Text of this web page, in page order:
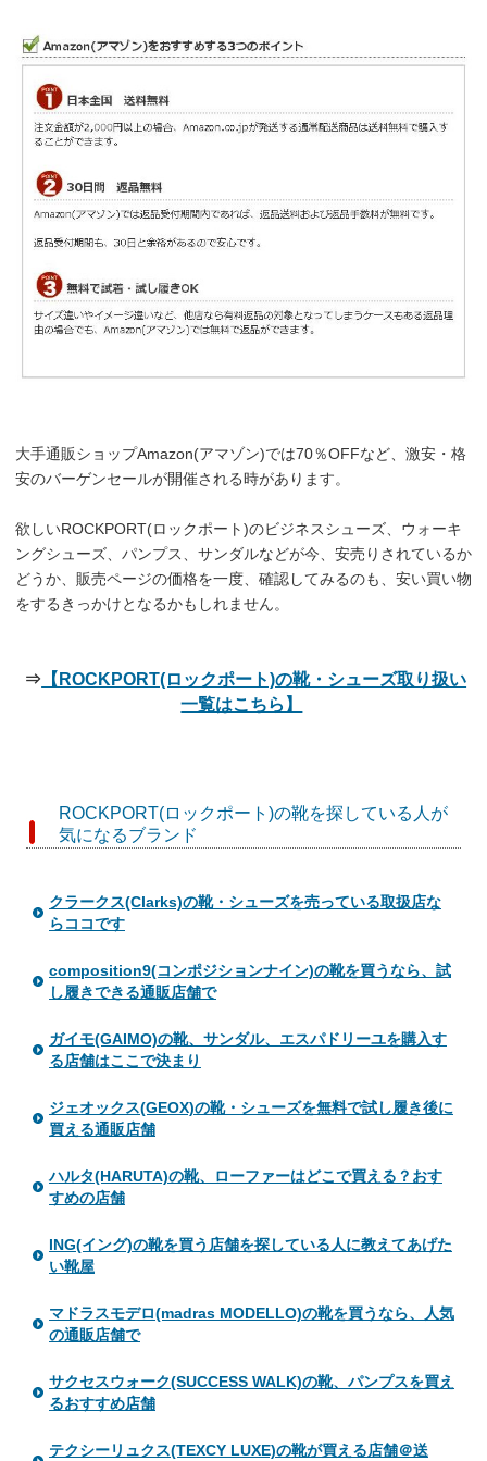
大手通販ショップAmazon(アマゾン)では70％OFFなど、激安・格
安のバーゲンセールが開催される時があります。
欲しいROCKPORT(ロックポート)のビジネスシューズ、ウォーキ
ングシューズ、パンプス、サンダルなどが今、安売りされているか
どうか、販売ページの価格を一度、確認してみるのも、安い買い物
をするきっかけとなるかもしれません。
⇒ 【ROCKPORT(ロックポート)の靴・シューズ取り扱い
一覧はこちら】
ROCKPORT(ロックポート)の靴を探している人が
気になるブランド
クラークス(Clarks)の靴・シューズを売っている取扱店な
らココです
composition9(コンポジションナイン)の靴を買うなら、試
し履きできる通販店舗で
ガイモ(GAIMO)の靴、サンダル、エスパドリーユを購入す
る店舗はここで決まり
ジェオックス(GEOX)の靴・シューズを無料で試し履き後に
買える通販店舗
ハルタ(HARUTA)の靴、ローファーはどこで買える？おす
すめの店舗
ING(イング)の靴を買う店舗を探している人に教えてあげた
い靴屋
マドラスモデロ(madras MODELLO)の靴を買うなら、人気
の通販店舗で
サクセスウォーク(SUCCESS WALK)の靴、パンプスを買え
るおすすめ店舗
テクシーリュクス(TEXCY LUXE)の靴が買える店舗＠送